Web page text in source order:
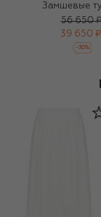
Замшевые
56 650
39 650 ₽
-30%